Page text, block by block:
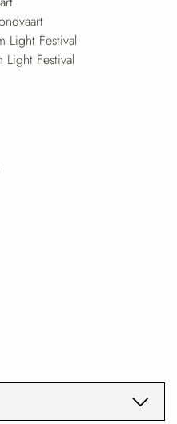
Light Festival
Light Festival